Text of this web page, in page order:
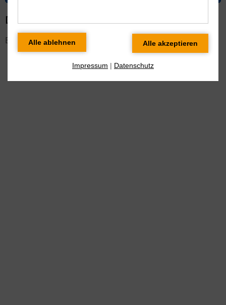
DOKUMENTE DER KREISSYNODE
Es liegen keine Nachrichten vor!
Impressum | Datenschutz